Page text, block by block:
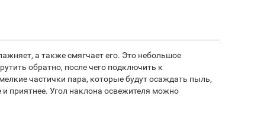
а также смягчает его. Это небольшое
обратно, после чего подключить к
частички пара, которые будут осаждать пыль,
приятнее. Угол наклона освежителя можно